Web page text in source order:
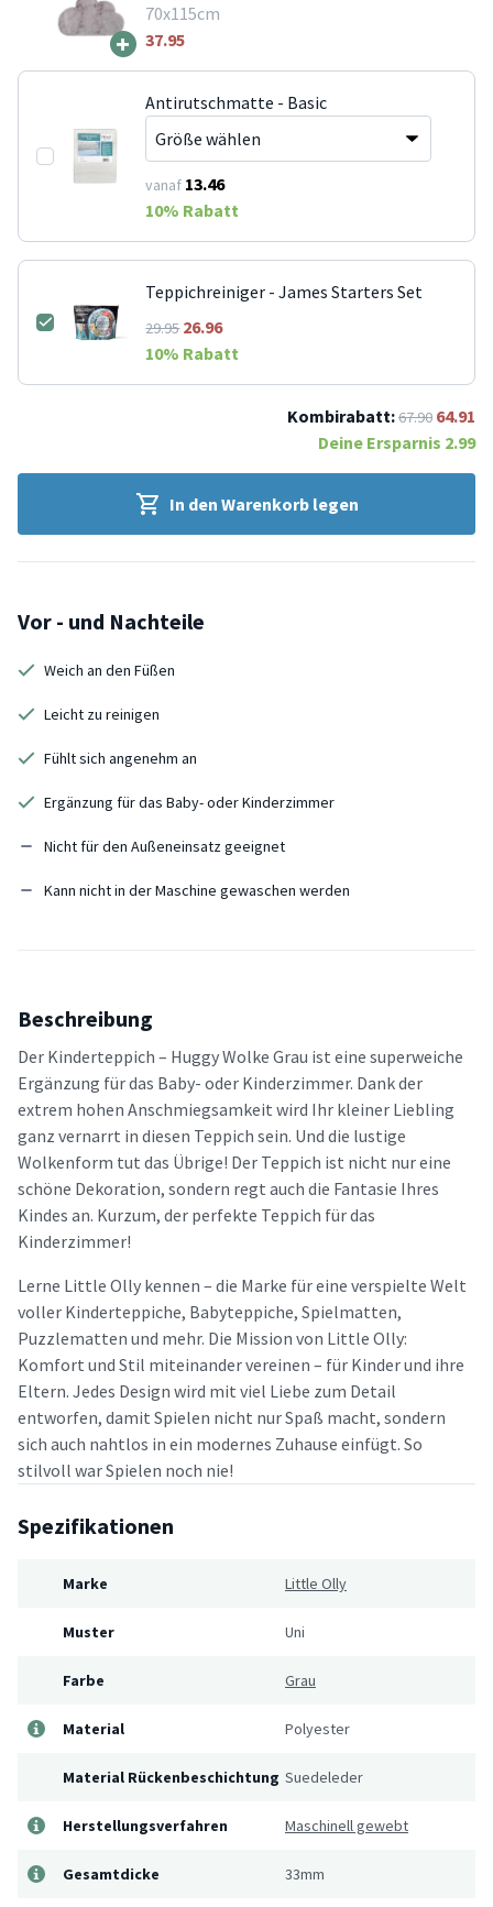
+
70x115cm
37.95
Antirutschmatte - Basic
vanaf 13.46
10% Rabatt
Teppichreiniger - James Starters Set
29.9526.96
10% Rabatt
Kombirabatt:67.90 64.91
Deine Ersparnis 2.99
In den Warenkorb legen
Vor - und Nachteile
Weich an den Füßen
Leicht zu reinigen
Fühlt sich angenehm an
Ergänzung für das Baby- oder Kinderzimmer
Nicht für den Außeneinsatz geeignet
Kann nicht in der Maschine gewaschen werden
Beschreibung
Der Kinderteppich – Huggy Wolke Grau ist eine superweiche
Ergänzung für das Baby- oder Kinderzimmer. Dank der
extrem hohen Anschmiegsamkeit wird Ihr kleiner Liebling
ganz vernarrt in diesen Teppich sein. Und die lustige
Wolkenform tut das Übrige! Der Teppich ist nicht nur eine
schöne Dekoration, sondern regt auch die Fantasie Ihres
Kindes an. Kurzum, der perfekte Teppich für das
Kinderzimmer!
Lerne Little Olly kennen – die Marke für eine verspielte Welt
voller Kinderteppiche, Babyteppiche, Spielmatten,
Puzzlematten und mehr. Die Mission von Little Olly:
Komfort und Stil miteinander vereinen – für Kinder und ihre
Eltern. Jedes Design wird mit viel Liebe zum Detail
entworfen, damit Spielen nicht nur Spaß macht, sondern
sich auch nahtlos in ein modernes Zuhause einfügt. So
stilvoll war Spielen noch nie!
Spezifikationen
Marke Little Olly
Muster Uni
Farbe Grau
Material Polyester
Material Rückenbeschichtung Suedeleder
Herstellungsverfahren Maschinell gewebt
Gesamtdicke 33mm